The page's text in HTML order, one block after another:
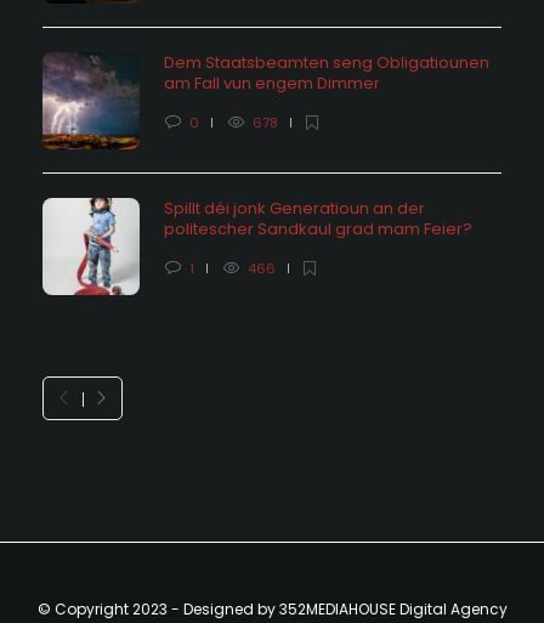
Dem Staatsbeamten seng Obligatiounen
am Fall vun engem Dimmer
0 678
Spillt déi jonk Generatioun an der
politescher Sandkaul grad mam Feier?
1 466
© Copyright 2023 - Designed by 352MEDIAHOUSE Digital Agency